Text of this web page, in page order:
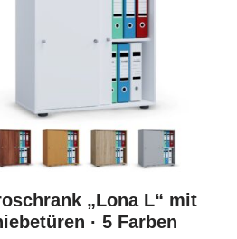
„Lona L“ mit
· 5 Farben